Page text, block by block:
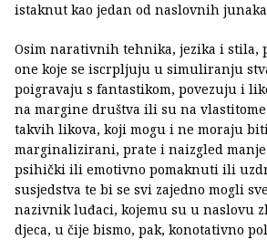
istaknut kao jedan od naslovnih
Osim narativnih tehnika, jezika i stila,
one koje se iscrpljuju u simuliranju
poigravaju s fantastikom, povezuju i
na margine društva ili su na
takvih likova, koji mogu i ne moraju
marginalizirani, prate i naizgled manje
psihički ili emotivno pomaknuti ili
susjedstva te bi se svi zajedno mogli
nazivnik luđaci, kojemu su u naslovu
djeca, u čije bismo, pak, konotativno